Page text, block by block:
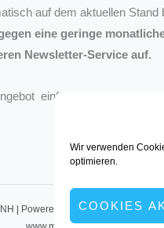
Wir verwenden
optimieren.
COOKIES
auf dem aktuellen Stand
eine geringe
Newsletter-Service auf.
einfach eine
| Powered by